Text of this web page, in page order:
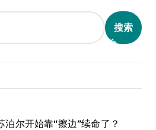
搜索
泊尔开始靠“擦边”续命了？